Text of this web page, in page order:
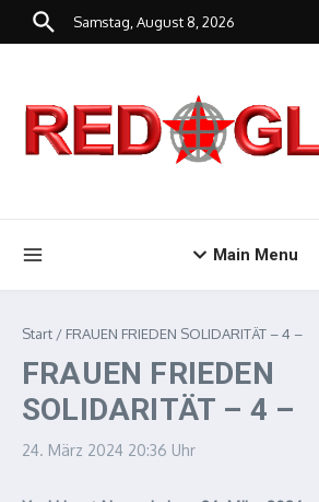
Zum Inhalt springen
Samstag, August 8, 2026
Main Menu
Start / FRAUEN FRIEDEN SOLIDARITÄT – 4 –
FRAUEN FRIEDEN
SOLIDARITÄT – 4 –
24. März 2024 20:36 Uhr